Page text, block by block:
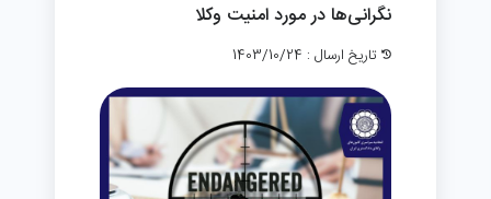
نگرانی‌ها در مورد امنیت وکلا
تاریخ ارسال : 1403/10/24